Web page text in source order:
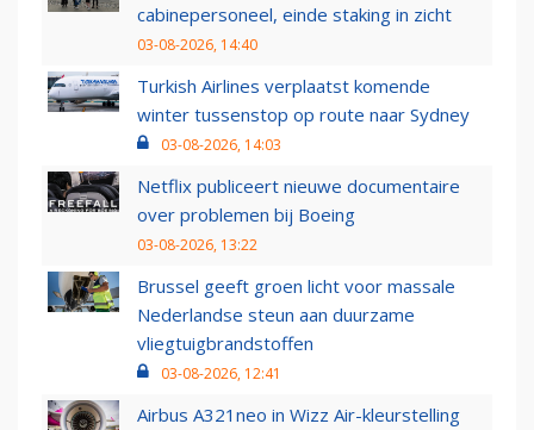
cabinepersoneel, einde staking in zicht
03-08-2026, 14:40
Turkish Airlines verplaatst komende
winter tussenstop op route naar Sydney
03-08-2026, 14:03
Netflix publiceert nieuwe documentaire
over problemen bij Boeing
03-08-2026, 13:22
Brussel geeft groen licht voor massale
Nederlandse steun aan duurzame
vliegtuigbrandstoffen
03-08-2026, 12:41
Airbus A321neo in Wizz Air-kleurstelling